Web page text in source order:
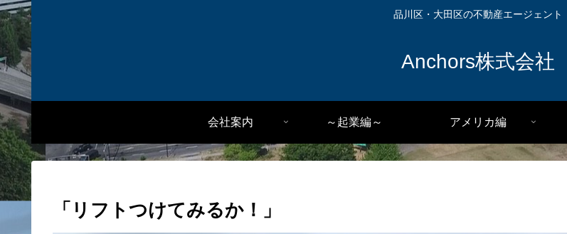
品川区・大田区の不動産エージェント
Anchors株式会社
会社案内 ～起業編～ アメリカ編
「リフトつけてみるか！」